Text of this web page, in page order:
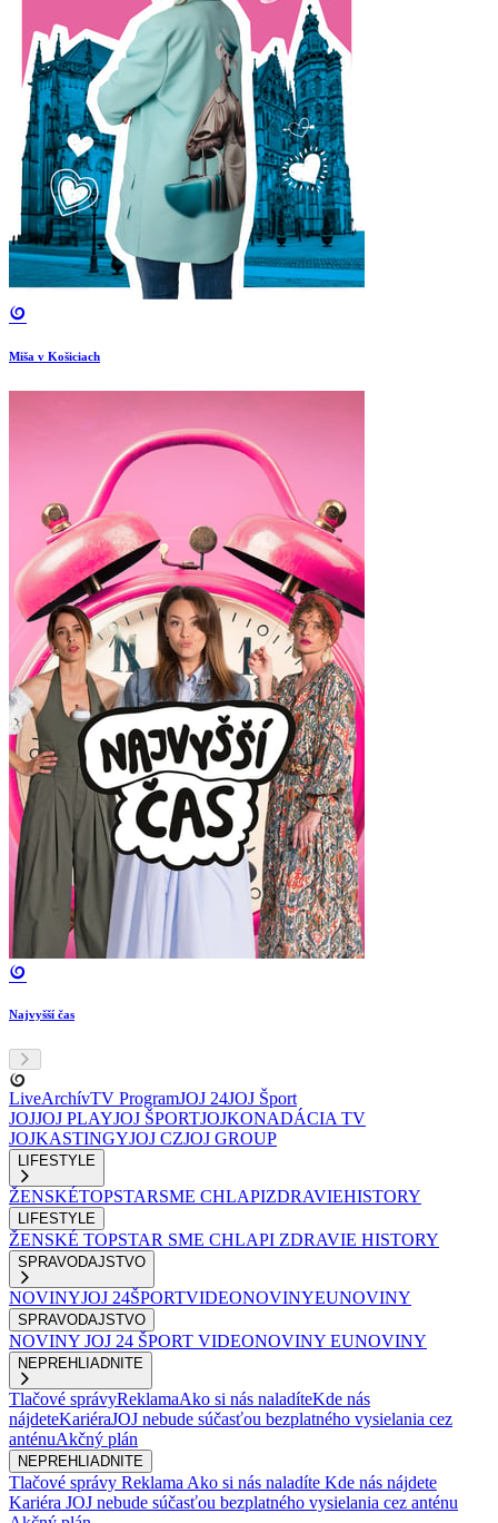
Miša v Košiciach
Najvyšší čas
LiveArchívTV ProgramJOJ 24JOJ Šport
JOJJOJ PLAYJOJ ŠPORTJOJKONADÁCIA TV
JOJKASTINGYJOJ CZJOJ GROUP
LIFESTYLE
ŽENSKÉTOPSTARSME CHLAPIZDRAVIEHISTORY
LIFESTYLE
ŽENSKÉ TOPSTAR SME CHLAPI ZDRAVIE HISTORY
SPRAVODAJSTVO
NOVINYJOJ 24ŠPORTVIDEONOVINYEUNOVINY
SPRAVODAJSTVO
NOVINY JOJ 24 ŠPORT VIDEONOVINY EUNOVINY
NEPREHLIADNITE
Tlačové správyReklamaAko si nás naladíteKde nás
nájdeteKariéraJOJ nebude súčasťou bezplatného vysielania cez
anténuAkčný plán
NEPREHLIADNITE
Tlačové správy ReklamaAko si nás naladíte Kde nás nájdete
Kariéra JOJ nebude súčasťou bezplatného vysielania cez anténu